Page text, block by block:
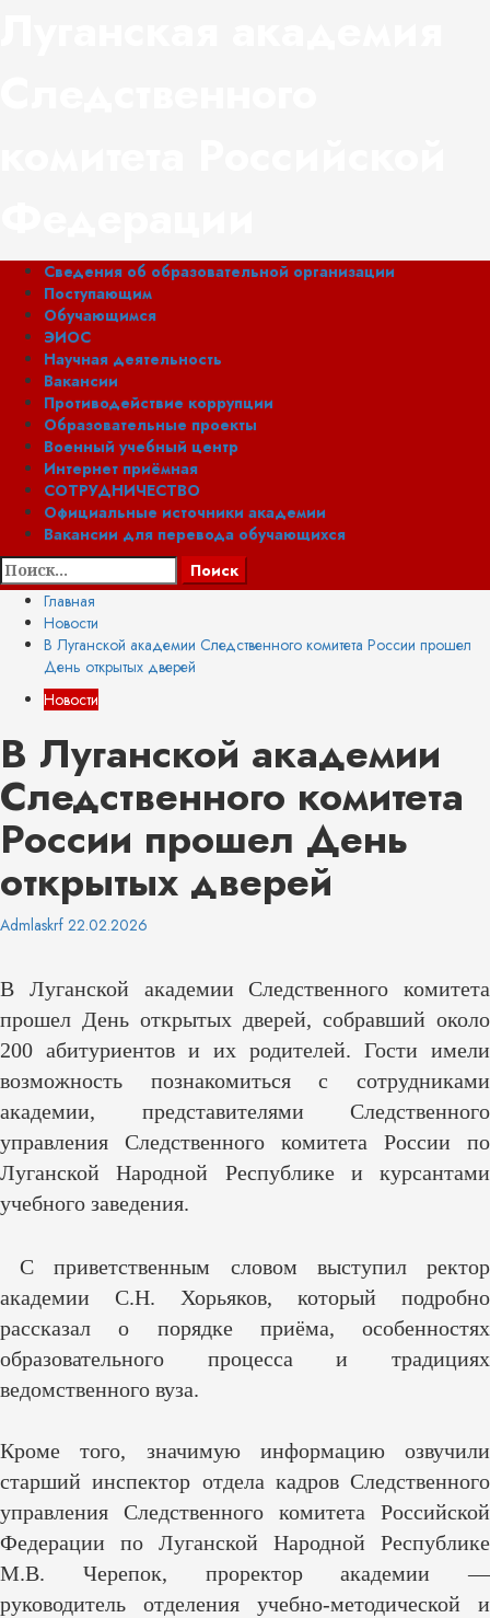
Основное
меню
Сведения об образовательной организации
Поступающим
Обучающимся
ЭИОС
Научная деятельность
Вакансии
Противодействие коррупции
Образовательные проекты
Военный учебный центр
Интернет приёмная
СОТРУДНИЧЕСТВО
Официальные источники академии
Вакансии для перевода обучающихся
Найти:
Главная
Новости
В Луганской академии Следственного комитета России прошел
День открытых дверей
Новости
В Луганской академии
Следственного комитета
России прошел День
открытых дверей
Admlaskrf 22.02.2026
В Луганской академии Следственного комитета
прошел День открытых дверей, собравший около
200 абитуриентов и их родителей. Гости имели
возможность познакомиться с сотрудниками
академии, представителями Следственного
управления Следственного комитета России по
Луганской Народной Республике и курсантами
учебного заведения.
С приветственным словом выступил ректор
академии С.Н. Хорьяков, который подробно
рассказал о порядке приёма, особенностях
образовательного процесса и традициях
ведомственного вуза.
Кроме того, значимую информацию озвучили
старший инспектор отдела кадров Следственного
управления Следственного комитета Российской
Федерации по Луганской Народной Республике
М.В. Черепок, проректор академии —
руководитель отделения учебно-методической и